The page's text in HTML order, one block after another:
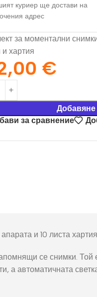
куриер ще достави на
адрес
за моментални
хартия
€
Добавяне
за сравнение
и 10 листа хартия.
се снимки. Той
а автоматичната